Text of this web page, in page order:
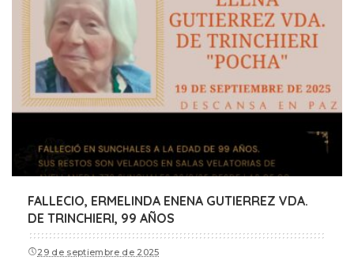
FALLECIO, ERMELINDA ENENA GUTIERREZ VDA.
DE TRINCHIERI, 99 AÑOS
29 de septiembre de 2025